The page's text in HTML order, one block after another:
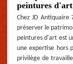
peintures d'art
Chez JD Antiquaire
préserver le
peintures d'art est
une expertise hors
privilège de